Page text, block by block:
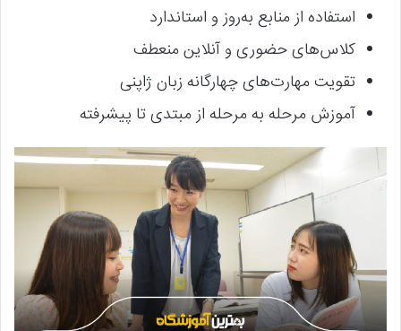
استفاده از منابع به‌روز و استاندارد
کلاس‌های حضوری و آنلاین منعطف
تقویت مهارت‌های چهارگانه زبان ژاپنی
آموزش مرحله به مرحله از مبتدی تا پیشرفته